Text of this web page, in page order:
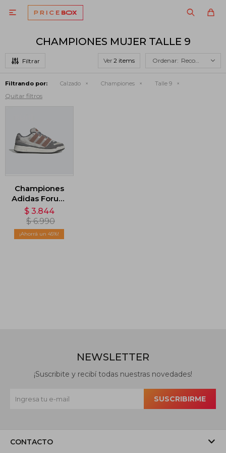

CHAMPIONES MUJER TALLE 9
Ver Recomendados
Filtrando por: Calzado Championes Talle 9
Quitar filtros
Championes
Adidas Forum
2000 - Gris
$ 3.844
$ 6.990
45
CONTACTO
NEWSLETTER
¡Suscribite y recibí todas nuestras novedades!
SUSCRIBIRME